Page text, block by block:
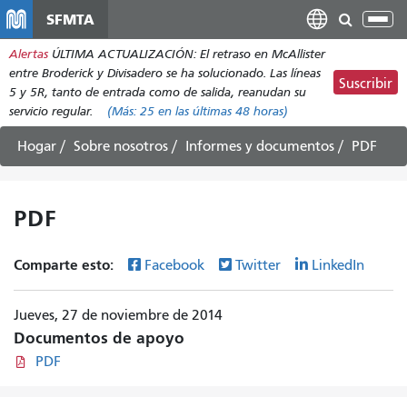
contenido
principal
SFMTA
Alertas ÚLTIMA ACTUALIZACIÓN: El retraso en McAllister
entre Broderick y Divisadero se ha solucionado. Las líneas
5 y 5R, tanto de entrada como de salida, reanudan su
servicio regular.
(Más: 25 en las últimas 48 horas)
Suscribir
Hogar Sobre nosotros Informes y documentos PDF
PDF
Comparte esto: Facebook Twitter LinkedIn
Jueves, 27 de noviembre de 2014
Documentos de apoyo
PDF